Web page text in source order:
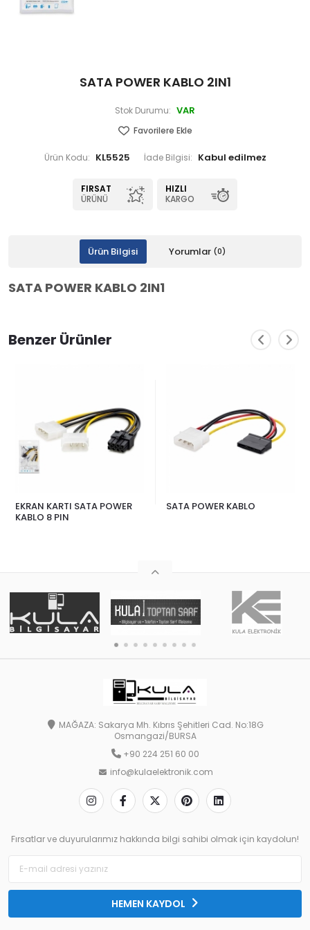
SATA POWER KABLO 2IN1
Stok Durumu: VAR
Favorilere Ekle
Ürün Kodu: KL5525 İade Bilgisi:
FIRSAT
ÜRÜNÜ
HIZLI
KARGO
Ürün Bilgisi Yorumlar (0)
SATA POWER KABLO 2IN1
Benzer Ürünler
EKRAN KARTI SATA POWER
KABLO 8 PIN
SATA POWER KABLO
MAĞAZA: Sakarya Mh. Kıbrıs Şehitleri Cad. No:18G
Osmangazi/BURSA
+90 224 251 60 00
info@kulaelektronik.com
Fırsatlar ve duyurularımız hakkında bilgi sahibi olmak için kaydolun!
HEMEN KAYDOL